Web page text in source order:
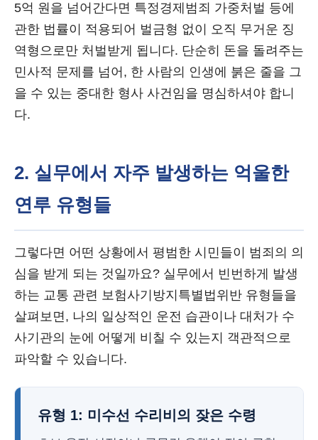
5억 원을 넘어간다면 특정경제범죄 가중처벌 등에
관한 법률이 적용되어 벌금형 없이 오직 무거운 징
역형으로만 처벌받게 됩니다. 단순히 돈을 돌려주는
민사적 문제를 넘어, 한 사람의 인생에 붉은 줄을 그
을 수 있는 중대한 형사 사건임을 명심하셔야 합니
다.
2. 실무에서 자주 발생하는 억울한
연루 유형들
그렇다면 어떤 상황에서 평범한 시민들이 범죄의 의
심을 받게 되는 것일까요? 실무에서 빈번하게 발생
하는 교통 관련 보험사기방지특별법위반 유형들을
살펴보면, 나의 일상적인 운전 습관이나 대처가 수
사기관의 눈에 어떻게 비칠 수 있는지 객관적으로
파악할 수 있습니다.
유형 1: 미수선 수리비의 잦은 수령